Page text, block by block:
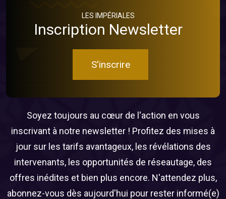
LES IMPÉRIALES
Inscription Newsletter
S'inscrire
Soyez toujours au cœur de l'action en vous
inscrivant à notre newsletter ! Profitez des mises à
jour sur les tarifs avantageux, les révélations des
intervenants, les opportunités de réseautage, des
offres inédites et bien plus encore. N'attendez plus,
abonnez-vous dès aujourd'hui pour rester informé(e)